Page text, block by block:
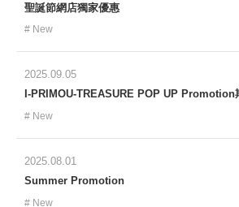
聖誕節網店獨家優惠
New
2025.09.05
I-PRIMOU-TREASURE POP UP Promotion
New
2025.08.01
Summer Promotion
New